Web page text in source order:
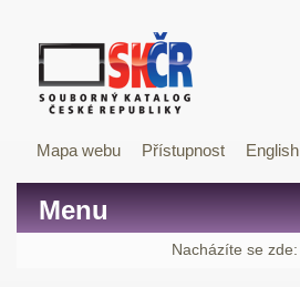
Mapa webu Přístupnost English
Menu
Nacházíte se zde: